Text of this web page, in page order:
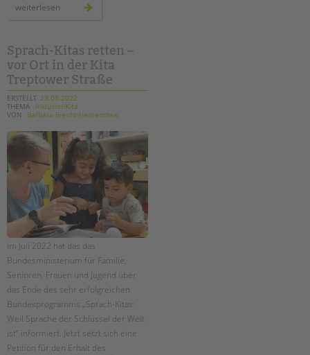
weiterlesen
tandem
da!
Sprach-Kitas retten –
vor Ort in der Kita
Treptower Straße
ERSTELLT 23.08.2022
THEMA
InklusionKita
VON
Barbara Brecht-Hadraschek
Im Juli 2022 hat das das
Bundesministerium für Familie,
Senioren, Frauen und Jugend über
das Ende des sehr erfolgreichen
Bundesprogramms „Sprach-Kitas:
Weil Sprache der Schlüssel der Welt
ist“ informiert. Jetzt setzt sich eine
Petition für den Erhalt des